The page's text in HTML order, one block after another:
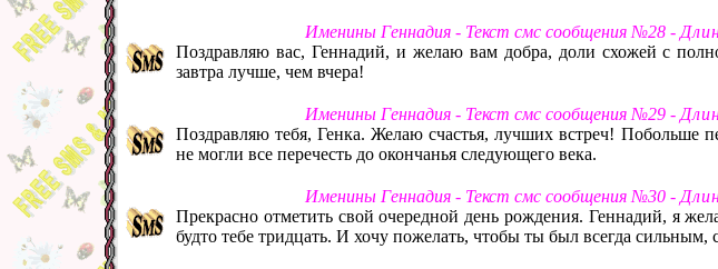
Именины Геннадия - Текст смс сообщения №28 - Д л и
Поздравляю вас, Геннадий, и желаю вам добра, доли схожей с
завтра лучше, чем вчера!
Именины Геннадия - Текст смс сообщения №29 - Д л и
Поздравляю тебя, Генка. Желаю счастья, лучших встреч! Побольше
не могли все перечесть до окончанья следующего века.
Именины Геннадия - Текст смс сообщения №30 - Д л и
Прекрасно отметить свой очередной день рождения. Геннадий, я
будто тебе тридцать. И хочу пожелать, чтобы ты был всегда